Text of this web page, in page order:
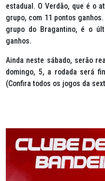
estadual. O Verdão, que é o
grupo, com 11 pontos
grupo do Bragantino, é o
ganhos.
Ainda neste sábado, serão
domingo, 5, a rodada será
(Confira todos os jogos da